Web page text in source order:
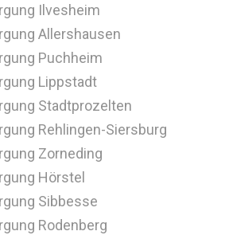
Ilvesheim
Allershausen
Puchheim
Lippstadt
Stadtprozelten
Rehlingen-Siersburg
Zorneding
Hörstel
Sibbesse
Rodenberg